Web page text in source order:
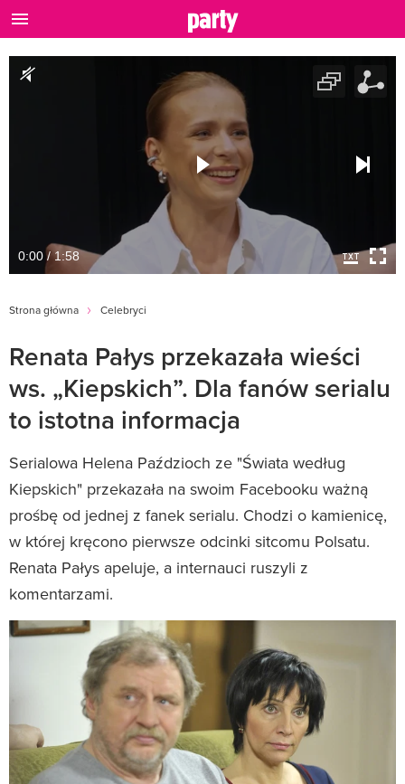
0:00 / 1:58
Strona główna Celebryci
Renata Pałys przekazała wieści
ws. „Kiepskich”. Dla fanów serialu
to istotna informacja
Serialowa Helena Paździoch ze "Świata według
Kiepskich" przekazała na swoim Facebooku ważną
prośbę od jednej z fanek serialu. Chodzi o kamienicę,
w której kręcono pierwsze odcinki sitcomu Polsatu.
Renata Pałys apeluje, a internauci ruszyli z
komentarzami.